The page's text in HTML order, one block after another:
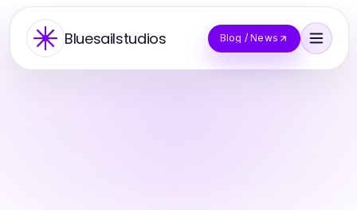
Bluesailstudios Blog / News